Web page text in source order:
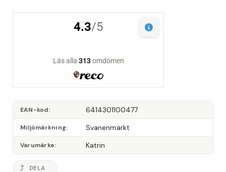
EAN-kod 6414301100477
Miljömärkning Svanenmärkt
Varumärke Katrin
DELA